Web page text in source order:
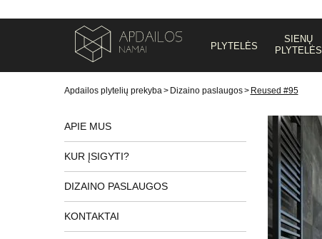
PLYTELĖS
SIENŲ
PLYTELĖS
Apdailos plytelių prekyba > Dizaino paslaugos> Reused #95
APIE MUS
KUR ĮSIGYTI?
DIZAINO PASLAUGOS
KONTAKTAI